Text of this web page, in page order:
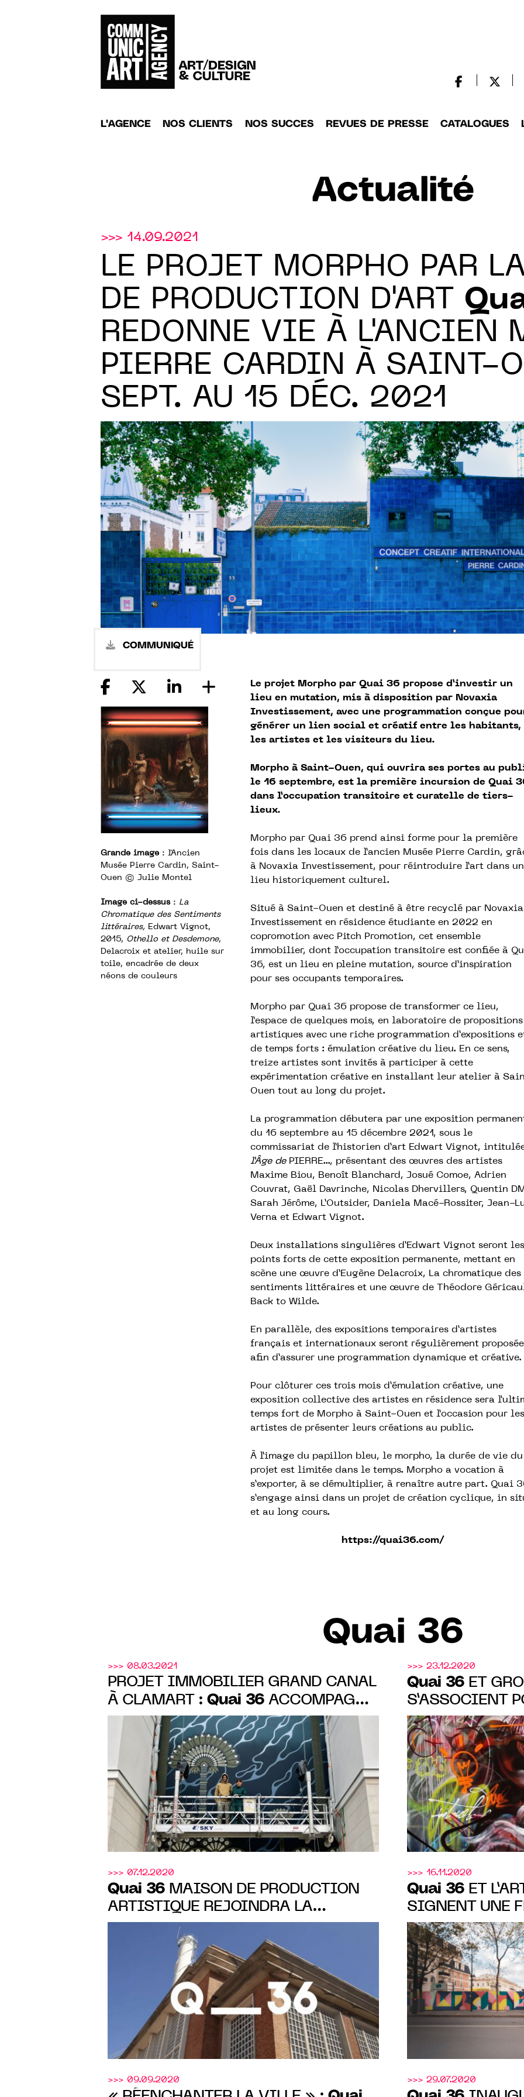
L'AGENCE NOS CLIENTS NOS SUCCES REVUES DE PRESSE CATALOGUES
Actualité
>>> 14.09.2021
LE PROJET MORPHO PAR
DE PRODUCTION D'ART
REDONNE VIE À L'ANCIEN
PIERRE CARDIN À SAINT-
SEPT. AU 15 DÉC. 2021
COMMUNIQUÉ
Grande image : l'Ancien
Musée Pierre Cardin, Saint-
Ouen © Julie Montel
Image ci-dessus: La
Chromatique des Sentiments
littéraires, Edwart Vignot,
2015, Othello et Desdemone,
Delacroix et atelier, huile sur
toile, encadrée de deux
néons de couleurs
Le projet Morpho par Quai 36 propose d’investir un
lieu en mutation, mis à disposition par Novaxia
Investissement, avec une programmation conçue
générer un lien social et créatif entre les habitants,
les artistes et les visiteurs du lieu.
Morpho à Saint-Ouen, qui ouvrira ses portes au
le 16 septembre, est la première incursion de Quai
dans l’occupation transitoire et curatelle de tiers-
lieux.
Morpho par Quai 36 prend ainsi forme pour la première
fois dans les locaux de l’ancien Musée Pierre Cardin,
à Novaxia Investissement, pour réintroduire l’art dans un
lieu historiquement culturel.
Situé à Saint-Ouen et destiné à être recyclé par Novaxia
Investissement en résidence étudiante en 2022 en
copromotion avec Pitch Promotion, cet ensemble
immobilier, dont l’occupation transitoire est confiée à
36, est un lieu en pleine mutation, source d’inspiration
pour ses occupants temporaires.
Morpho par Quai 36 propose de transformer ce lieu,
l’espace de quelques mois, en laboratoire de propositions
artistiques avec une riche programmation d’expositions
de temps forts : émulation créative du lieu. En ce sens,
treize artistes sont invités à participer à cette
expérimentation créative en installant leur atelier à
Ouen tout au long du projet.
La programmation débutera par une exposition
du 16 septembre au 15 décembre 2021, sous le
commissariat de l’historien d’art Edwart Vignot,
l’Âge de PIERRE..., présentant des œuvres des artistes
Maxime Biou, Benoît Blanchard, Josué Comoe, Adrien
Couvrat, Gaël Davrinche, Nicolas Dhervillers, Quentin
Sarah Jérôme, L’Outsider, Daniela Macé-Rossiter, Jean-
Verna et Edwart Vignot.
Deux installations singulières d’Edwart Vignot seront les
points forts de cette exposition permanente, mettant en
scène une œuvre d’Eugène Delacroix, La chromatique des
sentiments littéraires et une œuvre de Théodore
Back to Wilde.
En parallèle, des expositions temporaires d’artistes
français et internationaux seront régulièrement
afin d’assurer une programmation dynamique et créative.
Pour clôturer ces trois mois d’émulation créative, une
exposition collective des artistes en résidence sera
temps fort de Morpho à Saint-Ouen et l’occasion pour les
artistes de présenter leurs créations au public.
À l’image du papillon bleu, le morpho, la durée de vie du
projet est limitée dans le temps. Morpho a vocation à
s’exporter, à se démultiplier, à renaître autre part. Quai
s’engage ainsi dans un projet de création cyclique, in
et au long cours.
https://quai36.com/
Quai 36
>>> 08.03.2021
PROJET IMMOBILIER GRAND CANAL
À CLAMART : Quai 36 ACCOMPAGNE
EIFFAGE IMMOBILIER AVEC LE DUO
D’ARTISTES SUPAKITCH & KORALIE
>>> 23.12.2020
Quai 36 ET
S’ASSOCIENT
INÉDITE AU
LATIN À PARIS
2021
>>> 07.12.2020
Quai 36 MAISON DE PRODUCTION
ARTISTIQUE REJOINDRA LA
FONDATION FIMINCO A
ROMAINVILLE AU PRINTEMPS 2021
>>> 16.11.2020
Quai 36 ET
SIGNENT UNE
HYPNOTIQUE
IMMOBILIER
>>> 09.09.2020 >>> 29.07.2020